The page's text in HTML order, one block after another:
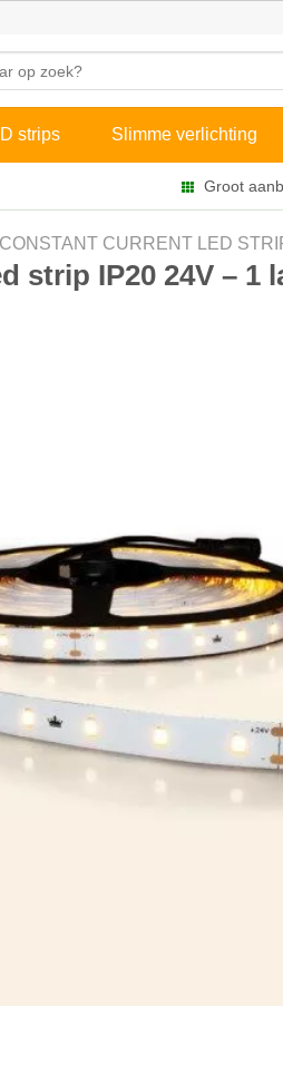
strips Slimme verlichting
Groot
CONSTANT CURRENT LED
strip IP20 24V – 1